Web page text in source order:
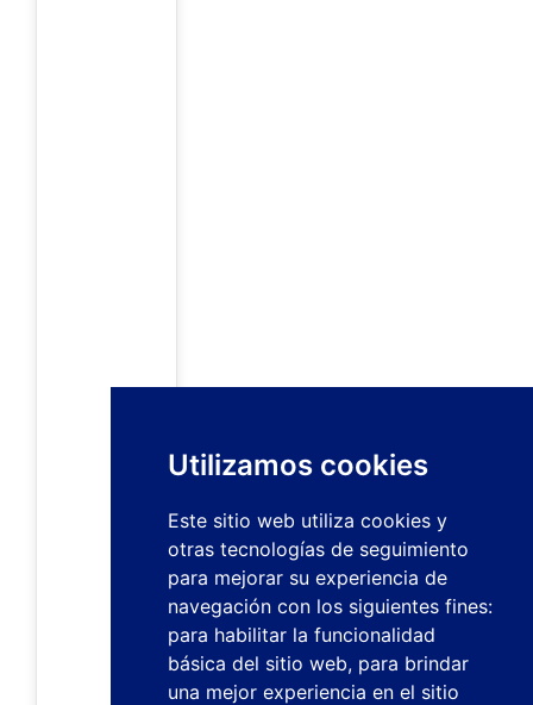
Utilizamos cookies
Este sitio web utiliza cookies y
otras tecnologías de seguimiento
para mejorar su experiencia de
navegación con los siguientes fines:
para habilitar la funcionalidad
básica del sitio web, para brindar
una mejor experiencia en el sitio